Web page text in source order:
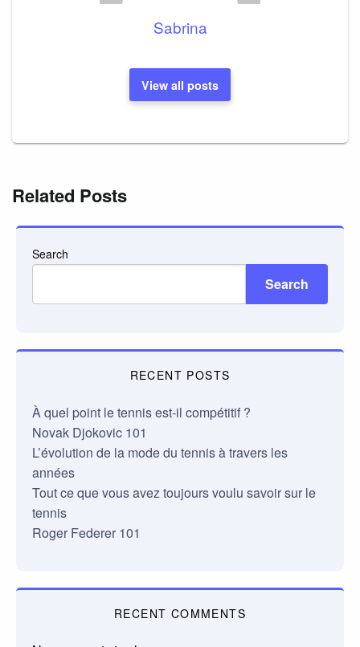
Sabrina
View all posts
Related Posts
Search
Search
RECENT POSTS
À quel point le tennis est-il compétitif ?
Novak Djokovic 101
L’évolution de la mode du tennis à travers les
années
Tout ce que vous avez toujours voulu savoir sur le
tennis
Roger Federer 101
RECENT COMMENTS